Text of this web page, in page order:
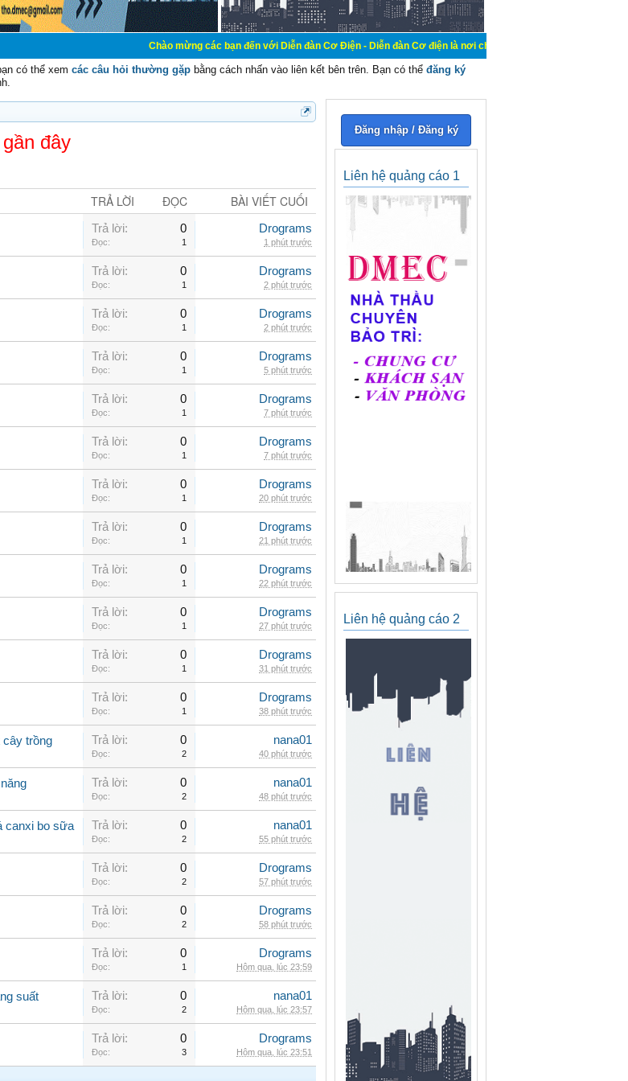
Chào mừng các bạn đến với Diễn đàn Cơ Điện - Diễn đàn Cơ điện là nơi chia sẽ kiến thức kinh nghiệm trong lãnh
có thể xem các câu hỏi thường gặp bằng cách nhấn vào liên kết bên trên. Bạn có thể đăng ký
đây
TRẢ LỜI ĐỌC BÀI VIẾT CUỐI
Trả lời: 0
Đọc: 1
Drograms
1 phút trước
Trả lời: 0
Đọc: 1
Drograms
2 phút trước
Trả lời: 0
Đọc: 1
Drograms
2 phút trước
Trả lời: 0
Đọc: 1
Drograms
5 phút trước
Trả lời: 0
Đọc: 1
Drograms
7 phút trước
Trả lời: 0
Đọc: 1
Drograms
7 phút trước
Trả lời: 0
Đọc: 1
Drograms
20 phút trước
Trả lời: 0
Đọc: 1
Drograms
21 phút trước
Trả lời: 0
Đọc: 1
Drograms
22 phút trước
Trả lời: 0
Đọc: 1
Drograms
27 phút trước
Trả lời: 0
Đọc: 1
Drograms
31 phút trước
Trả lời: 0
Đọc: 1
Drograms
38 phút trước
cây trồng Trả lời: 0
Đọc: 2
nana01
40 phút trước
Trả lời: 0
Đọc: 2
nana01
48 phút trước
canxi bo sữa Trả lời: 0
Đọc: 2
nana01
55 phút trước
Trả lời: 0
Đọc: 2
Drograms
57 phút trước
Trả lời: 0
Đọc: 2
Drograms
58 phút trước
Trả lời: 0
Đọc: 1
Drograms
Hôm qua, lúc 23:59
suất Trả lời: 0
Đọc: 2
nana01
Hôm qua, lúc 23:57
Trả lời: 0
Đọc: 3
Drograms
Hôm qua, lúc 23:51
Đăng nhập / Đăng ký
Liên hệ quảng cáo 1
Liên hệ quảng cáo 2